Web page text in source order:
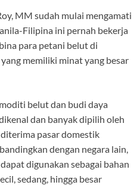
MM sudah mulai mengamati
Filipina ini pernah bekerja
para petani belut di
memiliki minat yang besar
belut dan budi daya
dan banyak dipilih oleh
pasar domestik
dengan negara lain,
digunakan sebagai bahan
sedang, hingga besar